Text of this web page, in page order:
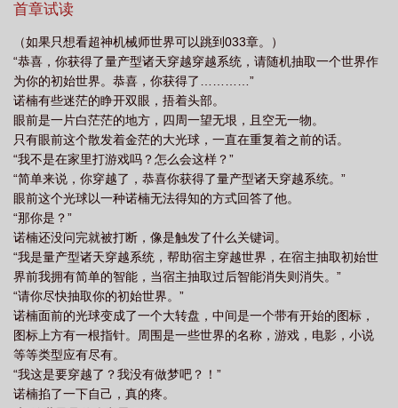
神机械师龙座之堕落 超神机械师无措 超神机械师从哪开始好看
衍生 超神机械师结局回到地球 超神机械师主角能回到现实吗?
主角能回到现实吗
首章试读
（如果只想看超神机械师世界可以跳到033章。）
“恭喜，你获得了量产型诸天穿越穿越系统，请随机抽取一个世界作
为你的初始世界。恭喜，你获得了…………”
诺楠有些迷茫的睁开双眼，捂着头部。
眼前是一片白茫茫的地方，四周一望无垠，且空无一物。
只有眼前这个散发着金茫的大光球，一直在重复着之前的话。
“我不是在家里打游戏吗？怎么会这样？”
“简单来说，你穿越了，恭喜你获得了量产型诸天穿越系统。”
眼前这个光球以一种诺楠无法得知的方式回答了他。
“那你是？”
诺楠还没问完就被打断，像是触发了什么关键词。
“我是量产型诸天穿越系统，帮助宿主穿越世界，在宿主抽取初始世
界前我拥有简单的智能，当宿主抽取过后智能消失则消失。”
“请你尽快抽取你的初始世界。”
诺楠面前的光球变成了一个大转盘，中间是一个带有开始的图标，
图标上方有一根指针。周围是一些世界的名称，游戏，电影，小说
等等类型应有尽有。
“我这是要穿越了？我没有做梦吧？！”
诺楠掐了一下自己，真的疼。